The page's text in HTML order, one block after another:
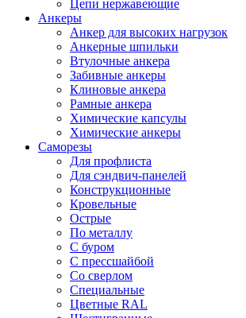
Цепи нержавеющие
Анкеры
Анкер для высоких нагрузок
Анкерные шпильки
Втулочные анкера
Забивные анкеры
Клиновые анкера
Рамные анкера
Химические капсулы
Химические анкеры
Саморезы
Для профлиста
Для сэндвич-панелей
Конструкционные
Кровельные
Острые
По металлу
С буром
С прессшайбой
Со сверлом
Специальные
Цветные RAL